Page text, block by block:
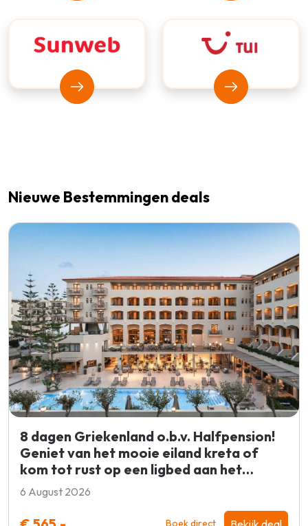
Bekijk Sunweb Bekijk TUI
Nieuwe Bestemmingen deals
8 dagen Griekenland o.b.v. Halfpension!
Geniet van het mooie eiland kreta of
kom tot rust op een ligbed aan het
zwembad! €565 p.p. = BOEKEN
6 August 2026
Boek direct